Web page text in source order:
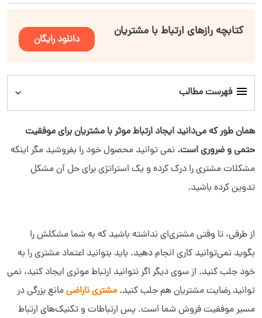
کتابچه رازهای ارتباط با مشتریان
دانلود رایگان
فهرست مطالب
اهمیت ارتباط‌سازی
ویژگی‌های ارتباط موثر با مشتری
کاربرد نرم افزار CRM در ایجاد ارتباط موثر با مشتریان
همان طور که می‌دانید ایجاد ارتباط موثر با مشتریان برای موفقیت
حتمی و ضروری است. نمی توانید محصول خود را بفروشید مگر اینکه
مشکلات مشتری را درک کرده و یک استراتژی برای حل آن مشکل
تدوین کرده باشید.
از طرفی، تا وقتی مشتری‌ای نداشته باشید که به شما مشکلش را
بگوید نمی‌توانید کاری انجام دهید. باید بتوانید اعتماد مشتری را به
خود جلب کنید. از سوی دیگر اگر نتوانید ارتباط موثری ایجاد کنید، نمی
توانید رضایت مشتریان هم جلب کنید. مشتری ناراضیمانع بزرگی در
مسیر موفقیت فروش شما است. پس ارتباطات و تکنیک‌های ارتباط